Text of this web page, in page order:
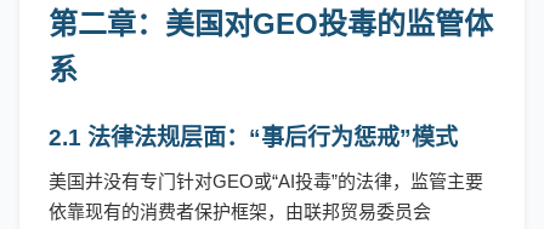
第二章：美国对GEO投毒的监管体
系
2.1 法律法规层面：“事后行为惩戒”模式
美国并没有专门针对GEO或“AI投毒”的法律，监管主要
依靠现有的消费者保护框架，由联邦贸易委员会